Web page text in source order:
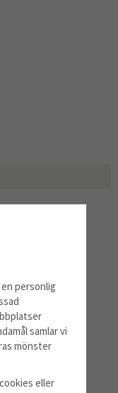
metall vit F-
995 kr
personlig
samlar vi
mönster
eller